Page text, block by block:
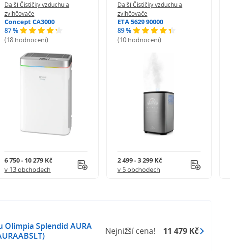
Další Čističky vzduchu a
zvlhčovače
Concept CA3000
87 %
(18 hodnocení)
6 750 - 10 279 Kč
v 13 obchodech
Další Čističky vzduchu a
zvlhčovače
ETA 5629 90000
89 %
(10 hodnocení)
2 499 - 3 299 Kč
v 5 obchodech
Olimpia Splendid AURA
Nejnižší cena! 11 479 Kč